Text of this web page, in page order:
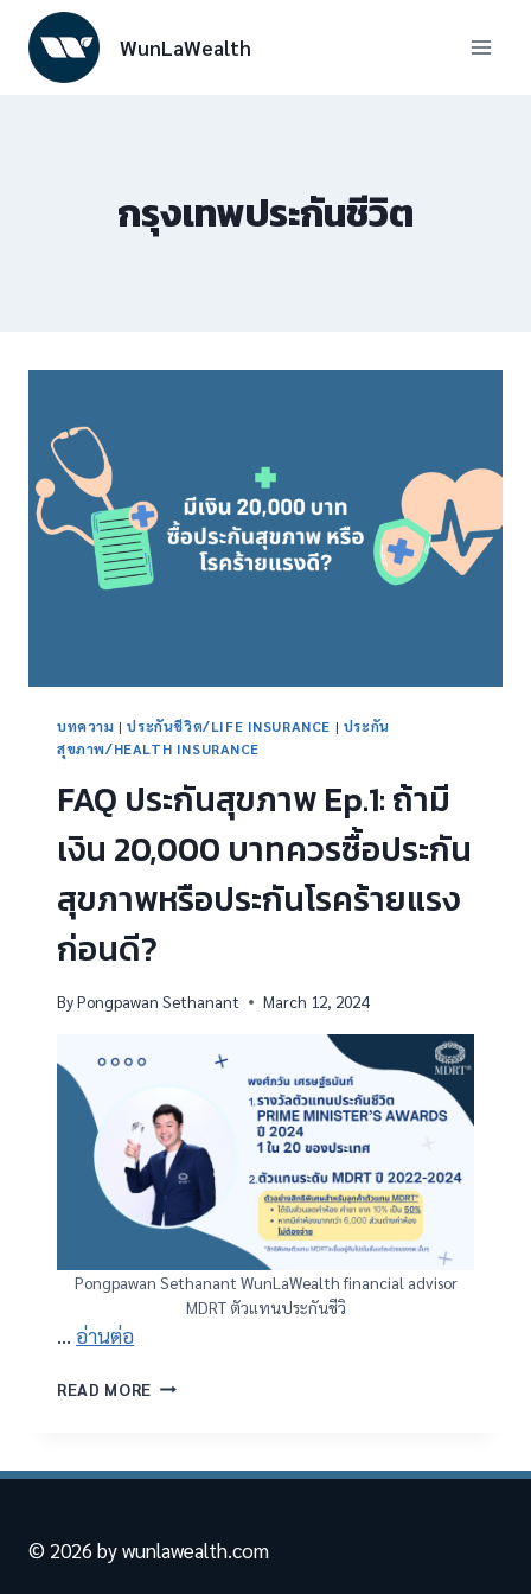
content
WunLaWealth
กรุงเทพประกันชีวิต
บทความ |ประกันชีวิต/LIFE INSURANCE | ประกัน
สุขภาพ/HEALTH INSURANCE
FAQ ประกันสุขภาพ Ep.1: ถ้ามี
เงิน 20,000 บาทควรซื้อประกัน
สุขภาพหรือประกันโรคร้ายแรง
ก่อนดี?
ByPongpawan Sethanant March 12, 2024
Pongpawan Sethanant WunLaWealth financial advisor
MDRT ตัวแทนประกันชีวิ
… อ่านต่อ
READ MORE FAQ
ถ้า
20,000
© 2026 by wunlawealth.com